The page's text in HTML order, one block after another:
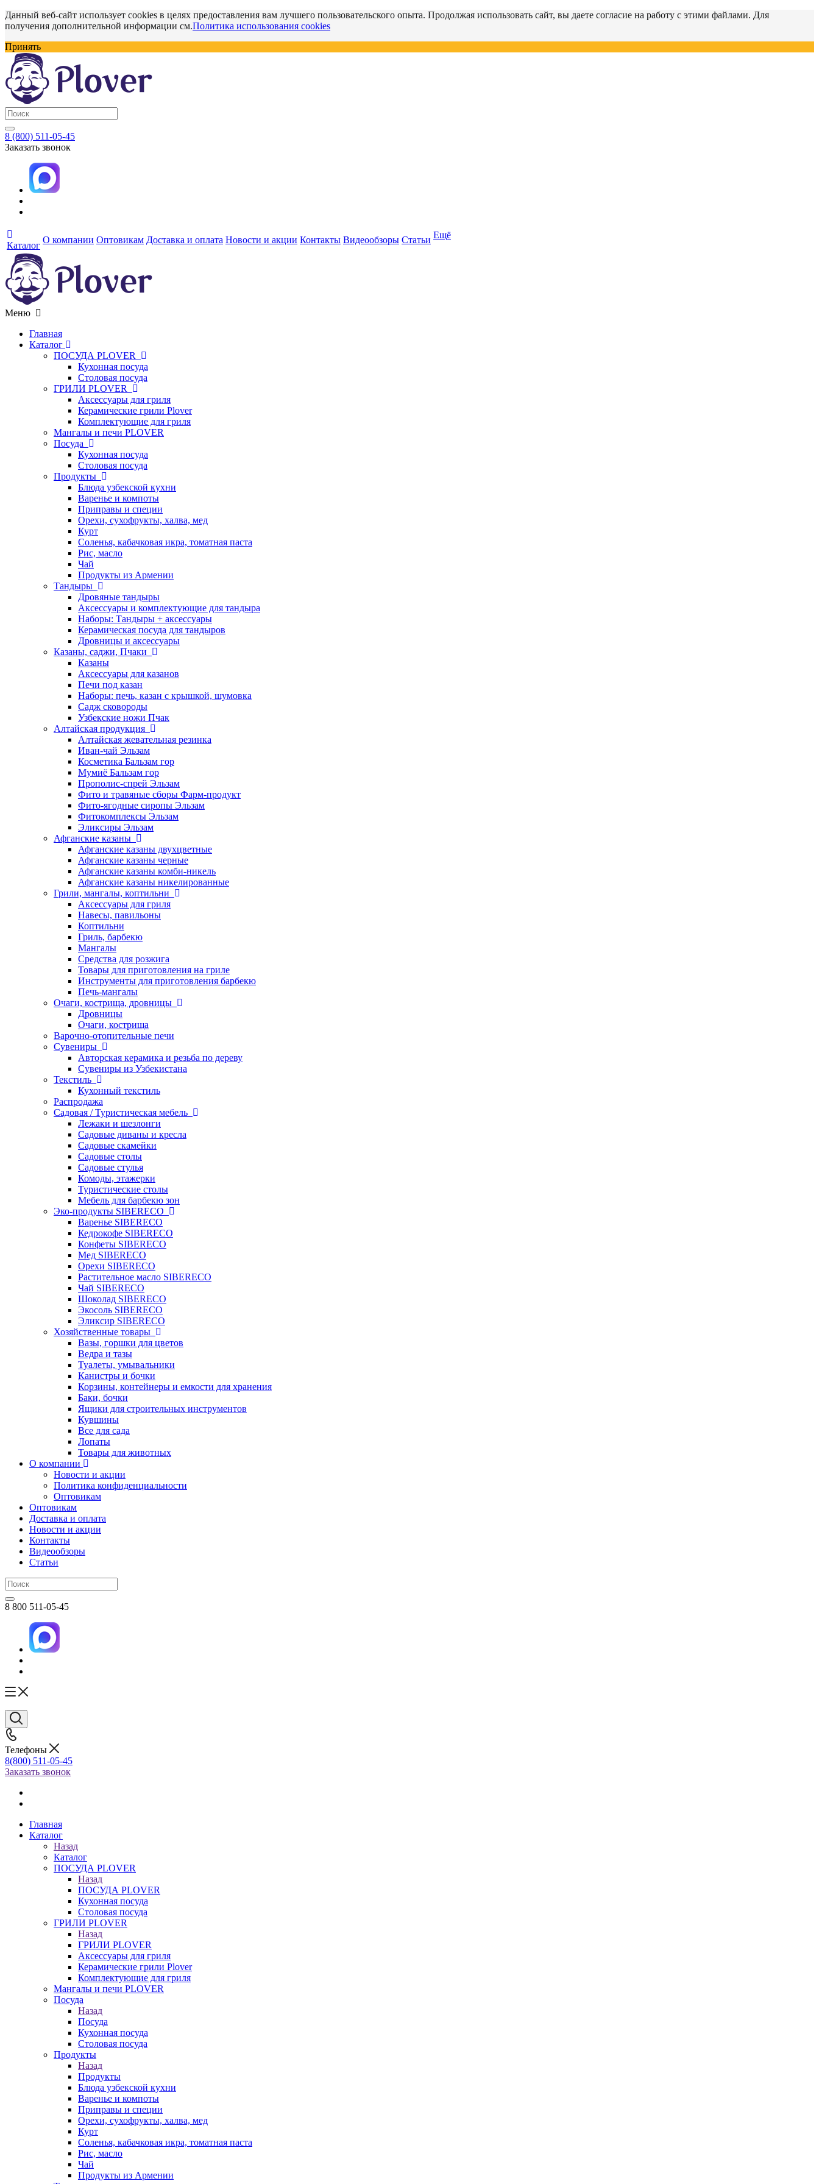
Данный веб-сайт использует cookies в целях предоставления вам лучшего пользовательского опыта. Продолжая использовать сайт, вы даете согласие на работу с этими файлами. Для
получения дополнительной информации см.Политика использования cookies
Принять
8 (800) 511-05-45
Заказать звонок
Каталог
О компании Оптовикам Доставка и оплата Новости и акции Контакты Видеообзоры Статьи Ещё
Меню
Главная
Каталог
ПОСУДА PLOVER
Кухонная посуда
Столовая посуда
ГРИЛИ PLOVER
Аксессуары для гриля
Керамические грили Plover
Комплектующие для гриля
Мангалы и печи PLOVER
Посуда
Кухонная посуда
Столовая посуда
Продукты
Блюда узбекской кухни
Варенье и компоты
Приправы и специи
Орехи, сухофрукты, халва, мед
Курт
Соленья, кабачковая икра, томатная паста
Рис, масло
Чай
Продукты из Армении
Тандыры
Дровяные тандыры
Аксессуары и комплектующие для тандыра
Наборы: Тандыры + аксессуары
Керамическая посуда для тандыров
Дровницы и аксессуары
Казаны, саджи, Пчаки
Казаны
Аксессуары для казанов
Печи под казан
Наборы: печь, казан с крышкой, шумовка
Садж сковороды
Узбекские ножи Пчак
Алтайская продукция
Алтайская жевательная резинка
Иван-чай Эльзам
Косметика Бальзам гор
Мумиё Бальзам гор
Прополис-спрей Эльзам
Фито и травяные сборы Фарм-продукт
Фито-ягодные сиропы Эльзам
Фитокомплексы Эльзам
Эликсиры Эльзам
Афганские казаны
Афганские казаны двухцветные
Афганские казаны черные
Афганские казаны комби-никель
Афганские казаны никелированные
Грили, мангалы, коптильни
Аксессуары для гриля
Навесы, павильоны
Коптильни
Гриль, барбекю
Мангалы
Средства для розжига
Товары для приготовления на гриле
Инструменты для приготовления барбекю
Печь-мангалы
Очаги, кострища, дровницы
Дровницы
Очаги, кострища
Варочно-отопительные печи
Сувениры
Авторская керамика и резьба по дереву
Сувениры из Узбекистана
Текстиль
Кухонный текстиль
Распродажа
Садовая / Туристическая мебель
Лежаки и шезлонги
Садовые диваны и кресла
Садовые скамейки
Садовые столы
Садовые стулья
Комоды, этажерки
Туристические столы
Мебель для барбекю зон
Эко-продукты SIBERECO
Варенье SIBERECO
Кедрокофе SIBERECO
Конфеты SIBERECO
Мед SIBERECO
Орехи SIBERECO
Растительное масло SIBERECO
Чай SIBERECO
Шоколад SIBERECO
Экосоль SIBERECO
Эликсир SIBERECO
Хозяйственные товары
Вазы, горшки для цветов
Ведра и тазы
Туалеты, умывальники
Канистры и бочки
Корзины, контейнеры и емкости для хранения
Баки, бочки
Ящики для строительных инструментов
Кувшины
Все для сада
Лопаты
Товары для животных
О компании
Новости и акции
Политика конфиденциальности
Оптовикам
Оптовикам
Доставка и оплата
Новости и акции
Контакты
Видеообзоры
Статьи
8 800 511-05-45
Телефоны
8(800) 511-05-45
Заказать звонок
Главная
Каталог
Назад
Каталог
ПОСУДА PLOVER
Назад
ПОСУДА PLOVER
Кухонная посуда
Столовая посуда
ГРИЛИ PLOVER
Назад
ГРИЛИ PLOVER
Аксессуары для гриля
Керамические грили Plover
Комплектующие для гриля
Мангалы и печи PLOVER
Посуда
Назад
Посуда
Кухонная посуда
Столовая посуда
Продукты
Назад
Продукты
Блюда узбекской кухни
Варенье и компоты
Приправы и специи
Орехи, сухофрукты, халва, мед
Курт
Соленья, кабачковая икра, томатная паста
Рис, масло
Чай
Продукты из Армении